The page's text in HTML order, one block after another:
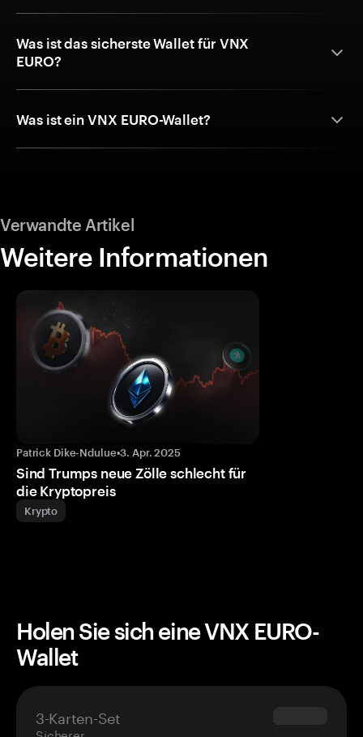
Was ist das sicherste Wallet für VNX
EURO?
Was ist ein VNX EURO-Wallet?
Verwandte Artikel
Weitere Informationen
Patrick Dike-Ndulue•3. Apr. 2025
Sind Trumps neue Zölle schlecht für
die Kryptopreis
Krypto
Holen Sie sich eine VNX EURO-
Wallet
3-Karten-Set $69.90